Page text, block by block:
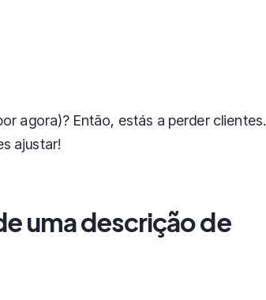
agora)? Então, estás a perder clientes.
ajustar!
uma descrição de